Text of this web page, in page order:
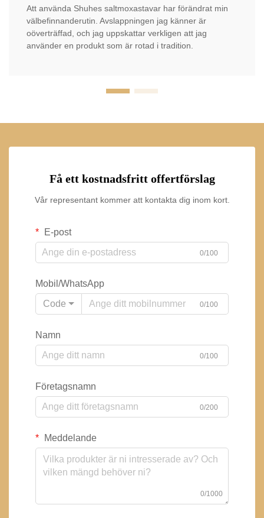
Att använda Shuhes saltmoxastavar har förändrat min
välbefinnanderutin. Avslappningen jag känner är
oöverträffad, och jag uppskattar verkligen att jag
använder en produkt som är rotad i tradition.
Få ett kostnadsfritt offertförslag
Vår representant kommer att kontakta dig inom kort.
E-post
0/100
Mobil/WhatsApp
Code
0/100
Namn
0/100
Företagsnamn
0/200
Meddelande
0/1000